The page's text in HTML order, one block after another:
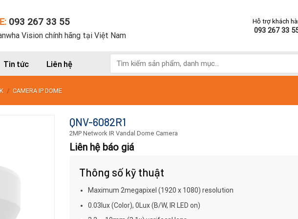
093 267 33 55
Vision chính hãng tại Việt Nam
Hỗ trợ khách
093 267 33
Tin tức Liên hệ
kiếm:
/ CAMERA IP DOME
QNV-6082R1
2MP Network IR Vandal Dome Camera
Liên hệ báo giá
Thông số kỹ thuật
Maximum 2megapixel (1920 x 1080) resolution
0.03lux (Color), 0Lux (B/W, IR LED on)